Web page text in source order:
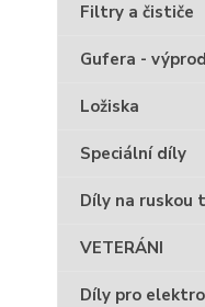
Filtry a čističe
Gufera -
Ložiska
Speciální díly
Díly na ruskou
VETERÁNI
Díly pro